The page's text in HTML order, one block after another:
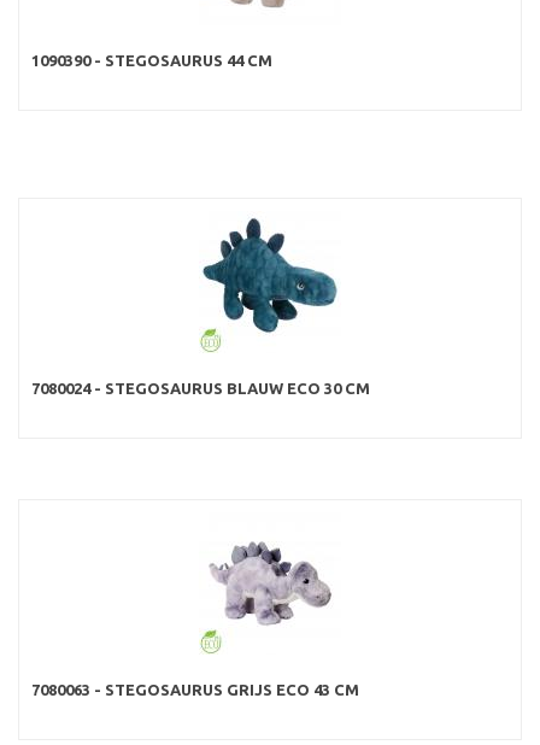
1090390 - STEGOSAURUS 44 CM
7080024 - STEGOSAURUS BLAUW ECO 30 CM
7080063 - STEGOSAURUS GRIJS ECO 43 CM